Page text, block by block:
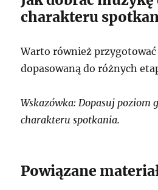
charakteru
Warto również
dopasowaną do różnych
Wskazówka: Dopasuj poziom
charakteru spotkania.
Powiązane